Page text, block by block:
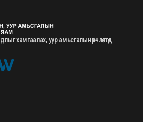
хамгаалах, уур амьсгалын өөрчлөлтөд